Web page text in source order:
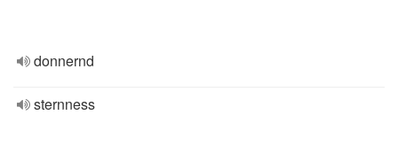
donnernd
sternness